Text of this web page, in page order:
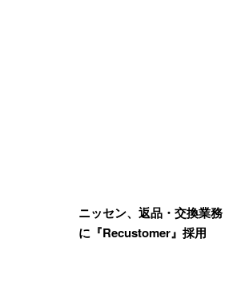
ニッセン、返品・交換業務
に『Recustomer』採用